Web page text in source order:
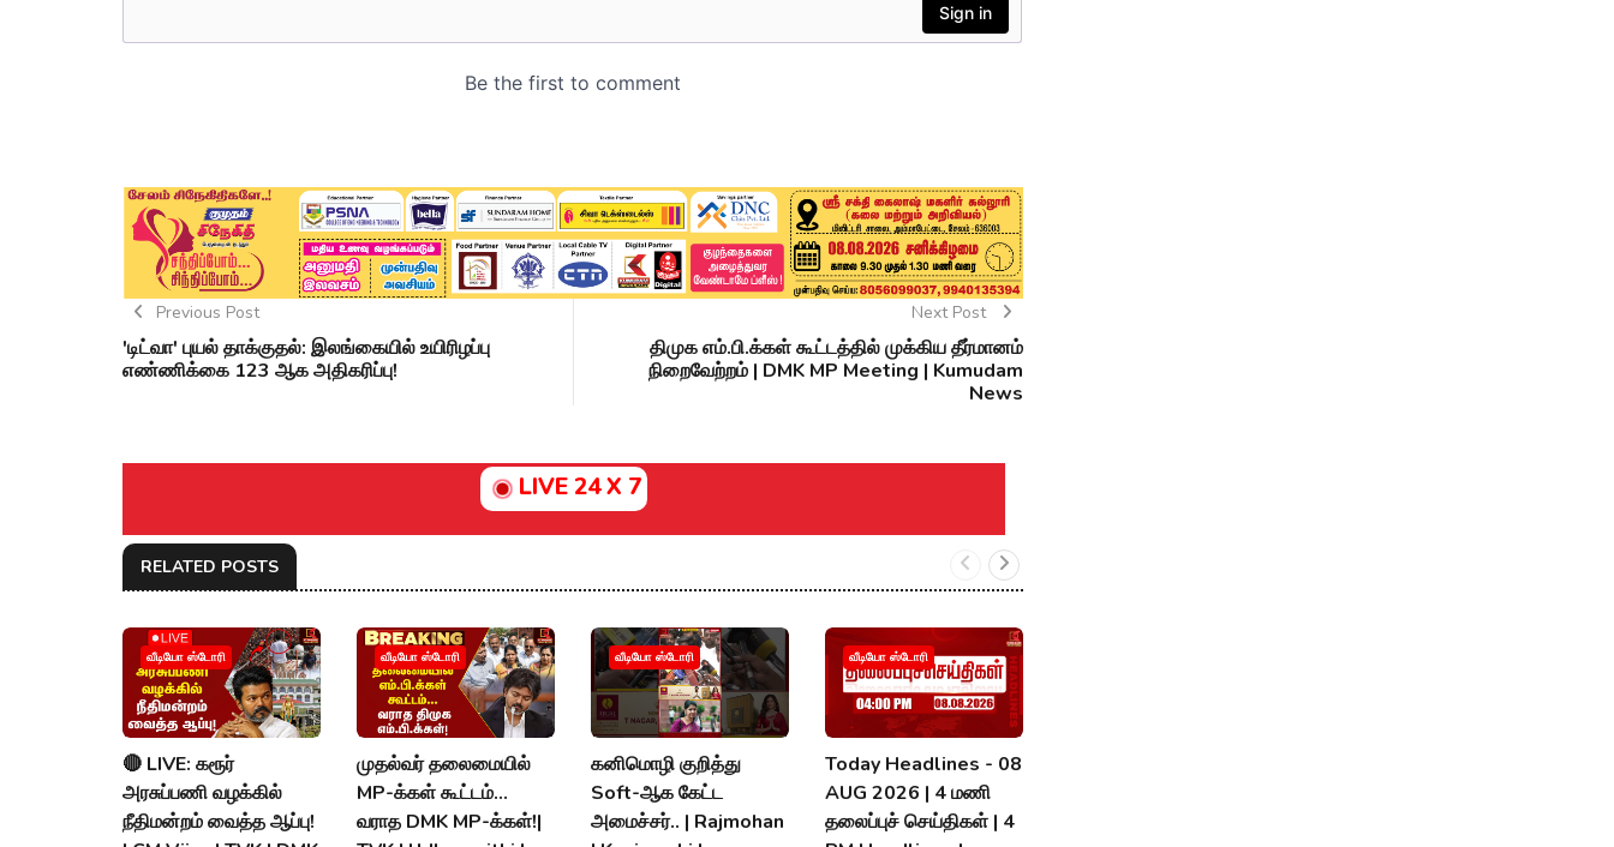
Previous Post
'டிட்வா' புயல் தாக்குதல்: இலங்கையில் உயிரிழப்பு
எண்ணிக்கை 123 ஆக அதிகரிப்பு!
Next Post
திமுக எம்.பி.க்கள் கூட்டத்தில் முக்கிய தீர்மானம்
நிறைவேற்றம் | DMK MP Meeting | Kumudam
News
LIVE 24 X 7
RELATED POSTS
வீடியோ ஸ்டோரி
🔴 LIVE: கரூர்
அரசுப்பணி வழக்கில்
நீதிமன்றம் வைத்த ஆப்பு!
வீடியோ ஸ்டோரி
முதல்வர் தலைமையில்
MP-க்கள் கூட்டம்...
வராத DMK MP-க்கள்!|
வீடியோ ஸ்டோரி
கனிமொழி குறித்து
Soft-ஆக கேட்ட
அமைச்சர்.. | Rajmohan
வீடியோ ஸ்டோரி
Today Headlines - 08
AUG 2026 | 4 மணி
தலைப்புச் செய்திகள் | 4